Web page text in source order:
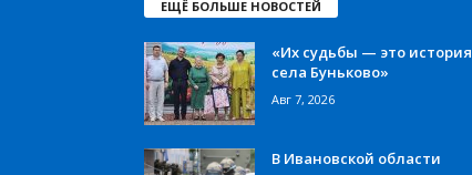
ЕЩЁ БОЛЬШЕ НОВОСТЕЙ
«Их судьбы — это история
села Буньково»
Авг 7, 2026
В Ивановской области